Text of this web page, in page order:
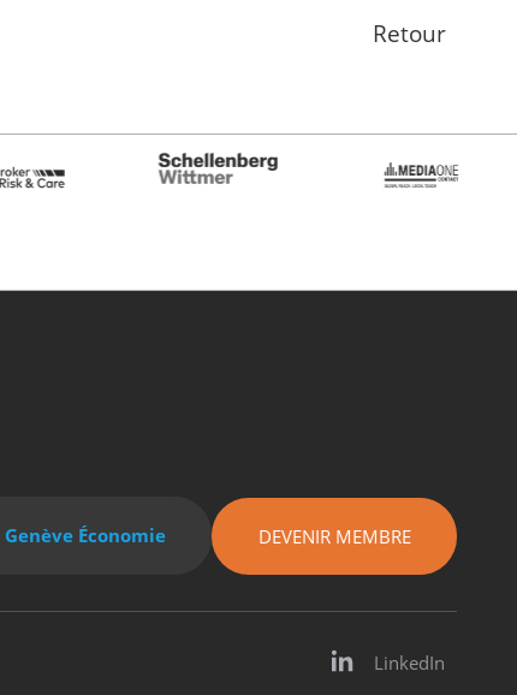
Retour
Genève Économie DEVENIR MEMBRE
LinkedIn